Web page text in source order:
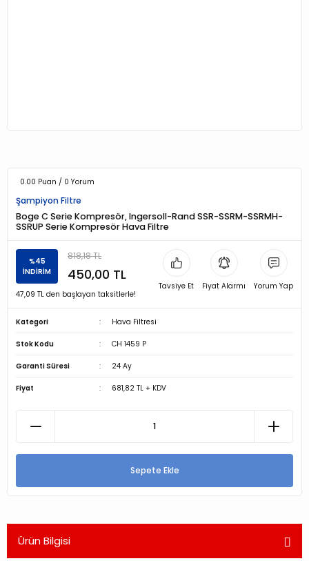
0.00 Puan / 0 Yorum
Şampiyon Filtre
Boge C Serie Kompresör, Ingersoll-Rand SSR-SSRM-SSRMH-
SSRUP Serie Kompresör Hava Filtre
%45
İNDİRİM
818,18 TL
450,00 TL
47,09 TL den başlayan taksitlerle!
Tavsiye Et Fiyat Alarmı Yorum Yap
Kategori Hava Filtresi
Stok Kodu CH 1459 P
Garanti Süresi 24 Ay
Fiyat 681,82 TL + KDV
Sepete Ekle
Ürün Bilgisi